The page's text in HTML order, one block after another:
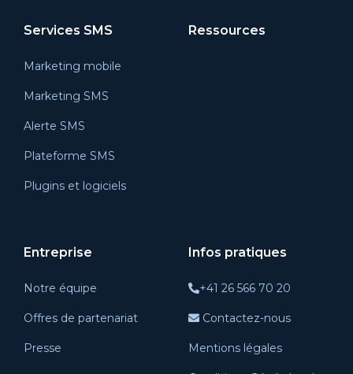
Services SMS
Marketing mobile
Marketing SMS
Alerte SMS
Plateforme SMS
Plugins et logiciels
Ressources
Entreprise
Notre équipe
Offres de partenariat
Presse
Infos pratiques
+41 26 566 70 20
Contactez-nous
Mentions légales